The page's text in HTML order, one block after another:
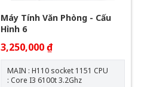
Máy Tính Văn Phòng - Cấu
Hình 6
3,250,000 ₫
MAIN : H110 socket 1151 CPU
: Core I3 6100t 3.2Ghz